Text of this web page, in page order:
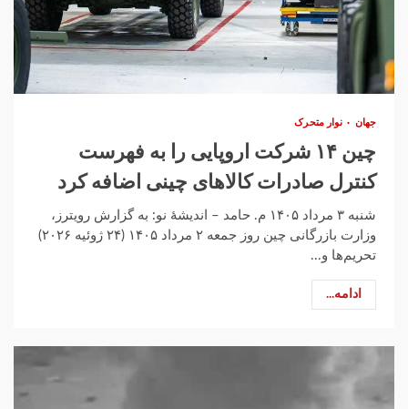
جهان نوار متحرک
چین ۱۴ شرکت اروپایی را به فهرست
کنترل صادرات کالاهای چینی اضافه کرد
شنبه ۳ مرداد ۱۴۰۵ م. حامد – اندیشهٔ نو: به گزارش رویترز،
وزارت بازرگانی چین روز جمعه ۲ مرداد ۱۴۰۵ (۲۴ ژوئیه ۲۰۲۶)
تحریم‌ها و...
ادامه...